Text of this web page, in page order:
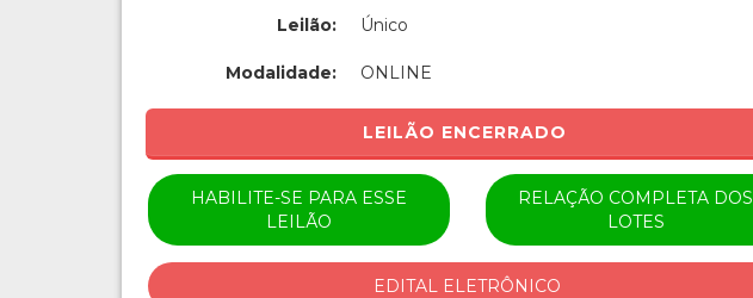
Leilão: Único
Modalidade: ONLINE
LEILÃO ENCERRADO
HABILITE-SE PARA ESSE
LEILÃO
RELAÇÃO COMPLETA DOS
LOTES
EDITAL ELETRÔNICO